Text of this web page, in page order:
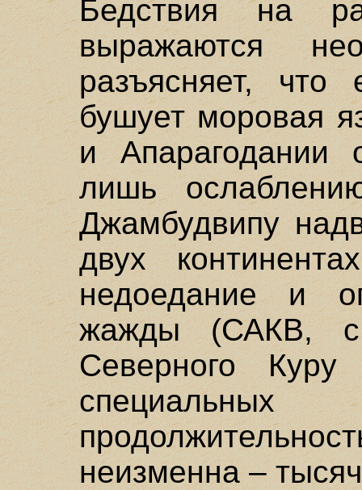
Бедствия на
выражаются
разъясняет,
бушует моровая
и Апарагодании
лишь
Джамбудвипу
двух
недоедание и
жажды (САКВ, с.
Северного
специальных
неизменна –